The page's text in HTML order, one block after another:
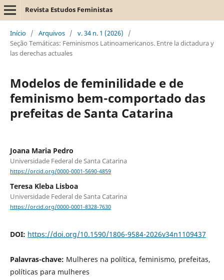
Revista Estudos Feministas
Início / Arquivos / v. 34 n. 1 (2026)
/
Seção Temáticas: Feminismos Latinoamericanos. Entre la dictadura y
las derechas actuales
Modelos de feminilidade e de
feminismo bem-comportado das
prefeitas de Santa Catarina
Joana Maria Pedro
Universidade Federal de Santa Catarina
https://orcid.org/0000-0001-5690-4859
Teresa Kleba Lisboa
Universidade Federal de Santa Catarina
https://orcid.org/0000-0001-8328-7630
DOI: https://doi.org/10.1590/1806-9584-2026v34n1109437
Palavras-chave: Mulheres na política, feminismo, prefeitas,
políticas para mulheres